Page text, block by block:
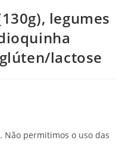
legumes
lactose
Não permitimos o uso das